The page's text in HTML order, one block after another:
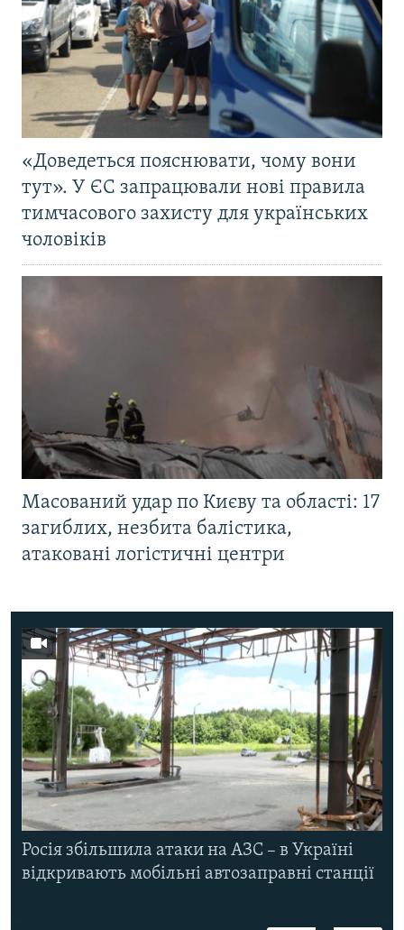
«Доведеться пояснювати, чому вони
тут». У ЄС запрацювали нові правила
тимчасового захисту для українських
чоловіків
Масований удар по Києву та області: 17
загиблих, незбита балістика,
атаковані логістичні центри
Росія збільшила атаки на АЗС – в Україні
відкривають мобільні автозаправні станції